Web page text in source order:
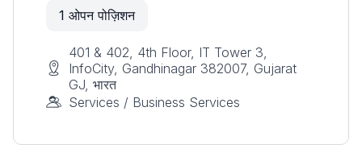
1 ओपन पोज़िशन
401 & 402, 4th Floor, IT Tower 3,
InfoCity, Gandhinagar 382007, Gujarat
GJ, भारत
Services / Business Services